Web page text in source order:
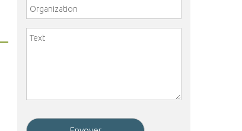
Organization
Comment